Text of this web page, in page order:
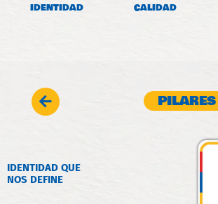
IDENTIDAD CALIDAD
PILARES
IDENTIDAD QUE
NOS DEFINE